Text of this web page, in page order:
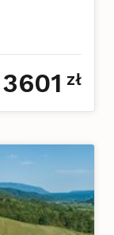
3601 zł